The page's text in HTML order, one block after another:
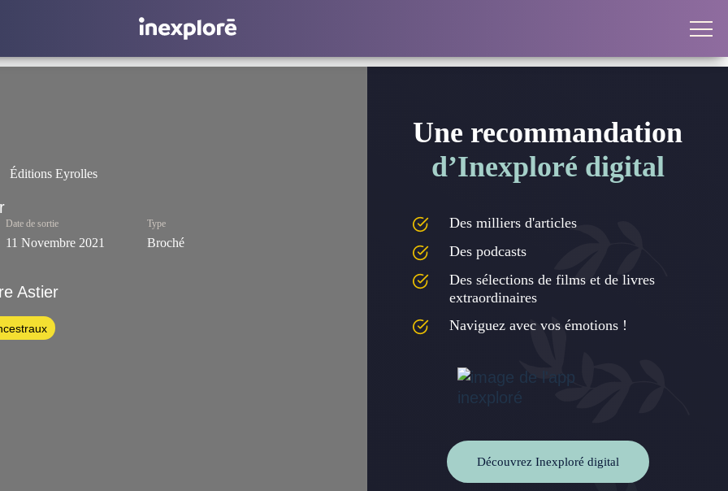
Éditions Eyrolles
Date de sortie
11 Novembre 2021
Type
Broché
Astier
Une recommandation
d’Inexploré digital
Des milliers d'articles
Des podcasts
Des sélections de films et de livres
extraordinaires
Naviguez avec vos émotions !
Découvrez Inexploré digital